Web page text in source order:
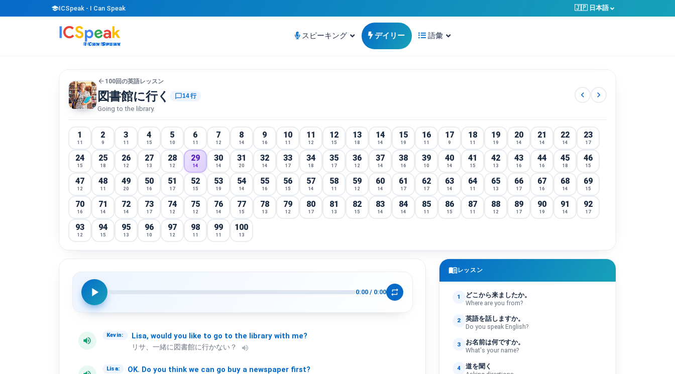
schoolICSpeak - I Can Speak 🇯🇵 日本語
スピーキング デイリー 語彙
arrow_back 100回の英語レッスン
図書館に行く chat_bubble_outline14 行
Going to the library.
chevron_left chevron_right
1
11
2
9
3
11
4
15
5
10
6
11
7
12
8
14
9
16
10
11
11
12
12
15
13
18
14
14
15
19
16
11
17
9
18
11
19
19
20
14
21
14
22
14
23
17
24
15
25
18
26
12
27
13
28
12
29
14
30
14
31
20
32
14
33
17
34
18
35
17
36
12
37
14
38
16
39
10
40
14
41
15
42
13
43
16
44
16
45
18
46
15
47
12
48
11
49
20
50
16
51
17
52
15
53
19
54
14
55
16
56
15
57
14
58
11
59
12
60
14
61
17
62
17
63
14
64
11
65
13
66
17
67
16
68
14
69
15
70
16
71
14
72
14
73
17
74
12
75
12
76
14
77
15
78
13
79
12
80
17
81
13
82
15
83
14
84
14
85
11
86
15
87
11
88
12
89
17
90
19
91
14
92
17
93
12
94
15
95
13
96
10
97
12
98
11
99
11
100
13
play_arrow 0:00 / 0:00 repeat
volume_up
Kevin: Lisa, would you like to go to the library with me?
リサ、一緒に図書館に行かない？ volume_up
Lisa: OK. Do you think we can go buy a newspaper first?
menu_bookレッスン
1
どこから来ましたか。
Where are you from?
2
英語を話しますか。
Do you speak English?
3
お名前は何ですか。
What's your name?
4
道を聞く